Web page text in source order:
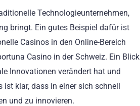
Technologieunternehmen,
bringt. Ein gutes Beispiel dafür ist
Casinos in den Online-Bereich
Casino in der Schweiz. Ein Blick
Innovationen verändert hat und
ist klar, dass in einer sich schnell
und zu innovieren.